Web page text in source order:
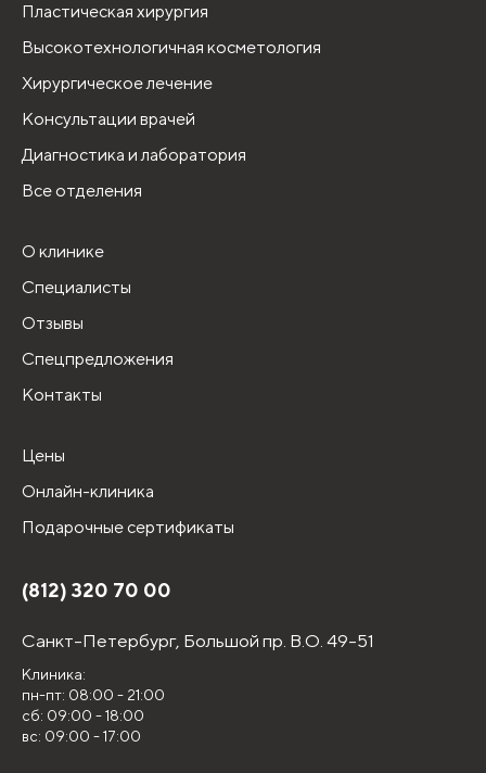
Пластическая хирургия
Высокотехнологичная косметология
Хирургическое лечение
Консультации врачей
Диагностика и лаборатория
Все отделения
О клинике
Специалисты
Отзывы
Спецпредложения
Контакты
Цены
Онлайн-клиника
Подарочные сертификаты
(812) 320 70 00
Санкт-Петербург, Большой пр. В.О. 49-51
Клиника:
пн-пт: 08:00 - 21:00
сб: 09:00 - 18:00
вс: 09:00 - 17:00